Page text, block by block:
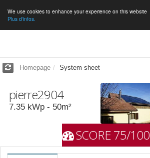
We use cookies to enhance your experience on this website
Plus d'infos.
Homepage System sheet
pierre2904
7.35 kWp - 50m²
SCORE 75/100